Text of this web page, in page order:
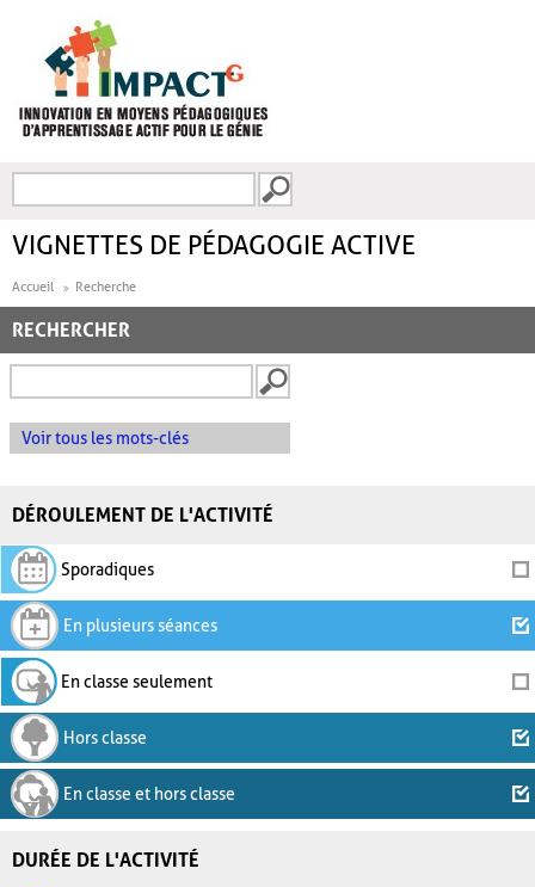
FORMULAIRE DE
VIGNETTES DE PÉDAGOGIE ACTIVE
Accueil Recherche
RECHERCHER
Voir tous les mots-clés
DÉROULEMENT DE L'ACTIVITÉ
Sporadiques
En plusieurs séances
En classe seulement
Hors classe
En classe et hors classe
DURÉE DE L'ACTIVITÉ